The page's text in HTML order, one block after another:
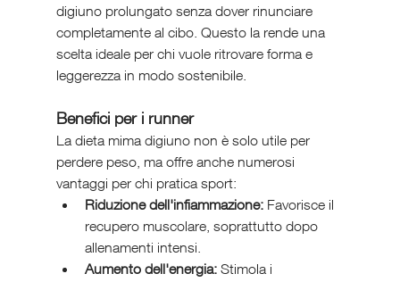
digiuno prolungato senza dover rinunciare
completamente al cibo. Questo la rende una
scelta ideale per chi vuole ritrovare forma e
leggerezza in modo sostenibile.
Benefici per i runner
La dieta mima digiuno non è solo utile per
perdere peso, ma offre anche numerosi
vantaggi per chi pratica sport:
Riduzione dell'infiammazione: Favorisce il
recupero muscolare, soprattutto dopo
allenamenti intensi.
Aumento dell'energia: Stimola i